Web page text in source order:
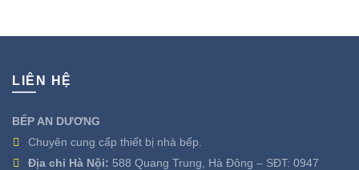
LIÊN HỆ
BẾP AN DƯƠNG
Chuyên cung cấp thiết bị nhà bếp.
Địa chỉ Hà Nội: 588 Quang Trung, Hà Đông – SĐT: 0947